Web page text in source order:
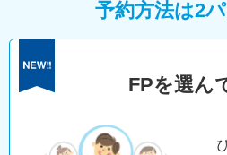
予約方法は2
FPを選ん